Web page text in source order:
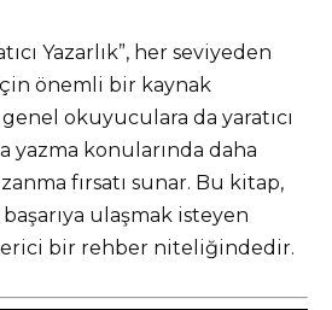
Yazarlık”, her seviyeden
önemli bir kaynak
genel okuyuculara da yaratıcı
yazma konularında daha
fırsatı sunar. Bu kitap,
ulaşmak isteyen
bir rehber niteliğindedir.